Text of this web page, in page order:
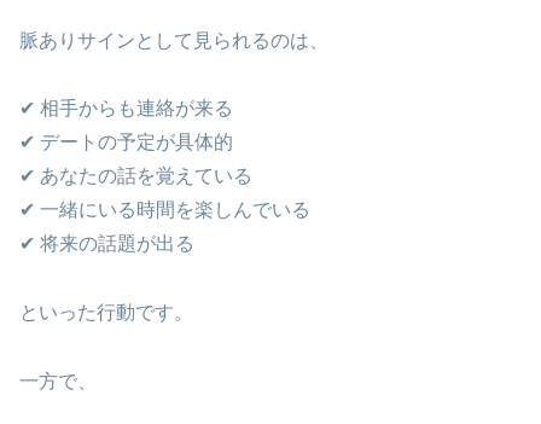
脈ありサインとして見られるのは、
✔ 相手からも連絡が来る
✔ デートの予定が具体的
✔ あなたの話を覚えている
✔ 一緒にいる時間を楽しんでいる
✔ 将来の話題が出る
といった行動です。
一方で、